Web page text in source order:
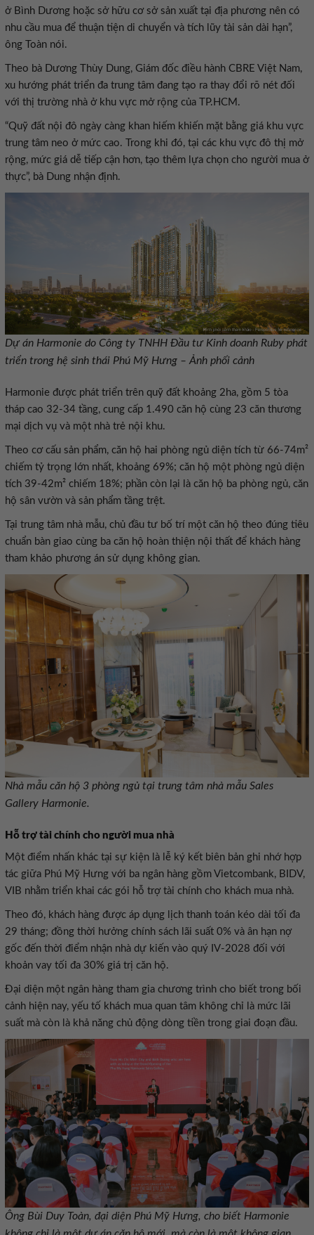
ở Bình Dương hoặc sở hữu cơ sở sản xuất tại địa phương nên có
nhu cầu mua để thuận tiện di chuyển và tích lũy tài sản dài hạn”,
ông Toàn nói.
Theo bà Dương Thùy Dung, Giám đốc điều hành CBRE Việt Nam,
xu hướng phát triển đa trung tâm đang tạo ra thay đổi rõ nét đối
với thị trường nhà ở khu vực mở rộng của TP.HCM.
“Quỹ đất nội đô ngày càng khan hiếm khiến mặt bằng giá khu vực
trung tâm neo ở mức cao. Trong khi đó, tại các khu vực đô thị mở
rộng, mức giá dễ tiếp cận hơn, tạo thêm lựa chọn cho người mua ở
thực”, bà Dung nhận định.
Dự án Harmonie do Công ty TNHH Đầu tư Kinh doanh Ruby phát
triển trong hệ sinh thái Phú Mỹ Hưng – Ảnh phối cảnh
Harmonie được phát triển trên quỹ đất khoảng 2ha, gồm 5 tòa
tháp cao 32-34 tầng, cung cấp 1.490 căn hộ cùng 23 căn thương
mại dịch vụ và một nhà trẻ nội khu.
Theo cơ cấu sản phẩm, căn hộ hai phòng ngủ diện tích từ 66-74m²
chiếm tỷ trọng lớn nhất, khoảng 69%; căn hộ một phòng ngủ diện
tích 39-42m² chiếm 18%; phần còn lại là căn hộ ba phòng ngủ, căn
hộ sân vườn và sản phẩm tầng trệt.
Tại trung tâm nhà mẫu, chủ đầu tư bố trí một căn hộ theo đúng tiêu
chuẩn bàn giao cùng ba căn hộ hoàn thiện nội thất để khách hàng
tham khảo phương án sử dụng không gian.
Nhà mẫu căn hộ 3 phòng ngủ tại trung tâm nhà mẫu Sales
Gallery Harmonie.
Hỗ trợ tài chính cho người mua nhà
Một điểm nhấn khác tại sự kiện là lễ ký kết biên bản ghi nhớ hợp
tác giữa Phú Mỹ Hưng với ba ngân hàng gồm Vietcombank, BIDV,
VIB nhằm triển khai các gói hỗ trợ tài chính cho khách mua nhà.
Theo đó, khách hàng được áp dụng lịch thanh toán kéo dài tối đa
29 tháng; đồng thời hưởng chính sách lãi suất 0% và ân hạn nợ
gốc đến thời điểm nhận nhà dự kiến vào quý IV-2028 đối với
khoản vay tối đa 30% giá trị căn hộ.
Đại diện một ngân hàng tham gia chương trình cho biết trong bối
cảnh hiện nay, yếu tố khách mua quan tâm không chỉ là mức lãi
suất mà còn là khả năng chủ động dòng tiền trong giai đoạn đầu.
Ông Bùi Duy Toàn, đại diện Phú Mỹ Hưng, cho biết Harmonie